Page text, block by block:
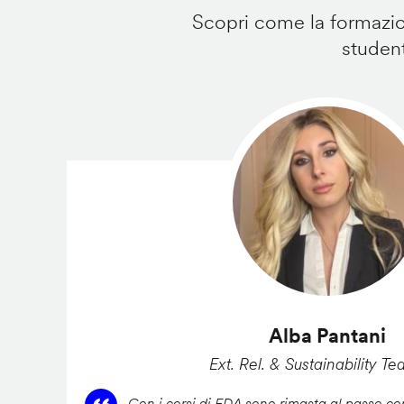
Scopri come la
Alba Pantani
Ext. Rel. & Sustainability